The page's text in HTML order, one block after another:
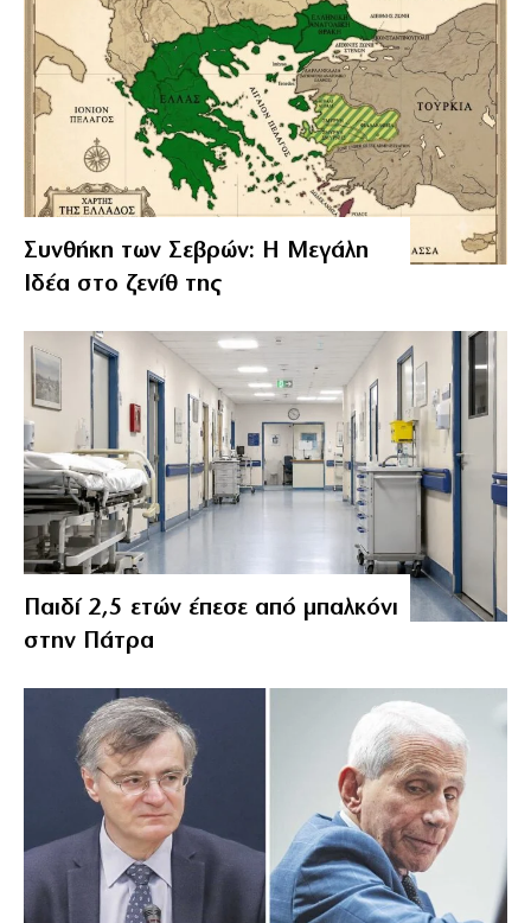
Συνθήκη των Σεβρών: Η Μεγάλη
Ιδέα στο ζενίθ της
Παιδί 2,5 ετών έπεσε από μπαλκόνι
στην Πάτρα